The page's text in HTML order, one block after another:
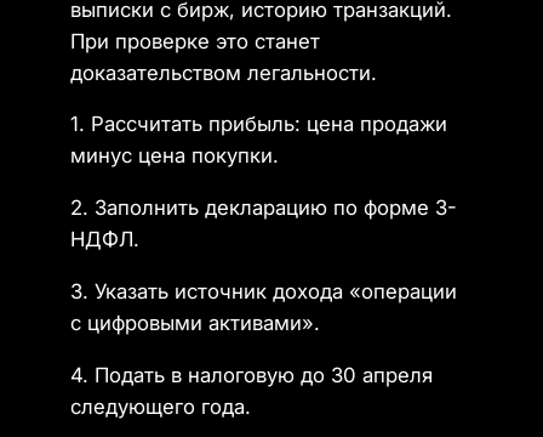
выписки с бирж, историю транзакций.
При проверке это станет
доказательством легальности.
1. Рассчитать прибыль: цена продажи
минус цена покупки.
2. Заполнить декларацию по форме 3-
НДФЛ.
3. Указать источник дохода «операции
с цифровыми активами».
4. Подать в налоговую до 30 апреля
следующего года.